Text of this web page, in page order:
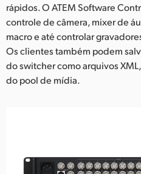
rápidos. O ATEM Software
controle de câmera, mixer de
macro e até controlar
Os clientes também podem
do switcher como arquivos
do pool de mídia.